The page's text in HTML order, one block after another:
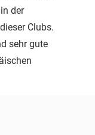
der
Clubs.
sehr gute